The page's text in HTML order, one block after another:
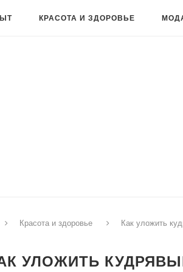
КРАСОТА И ЗДОРОВЬЕ
Красота и здоровье Как уложить
УЛОЖИТЬ